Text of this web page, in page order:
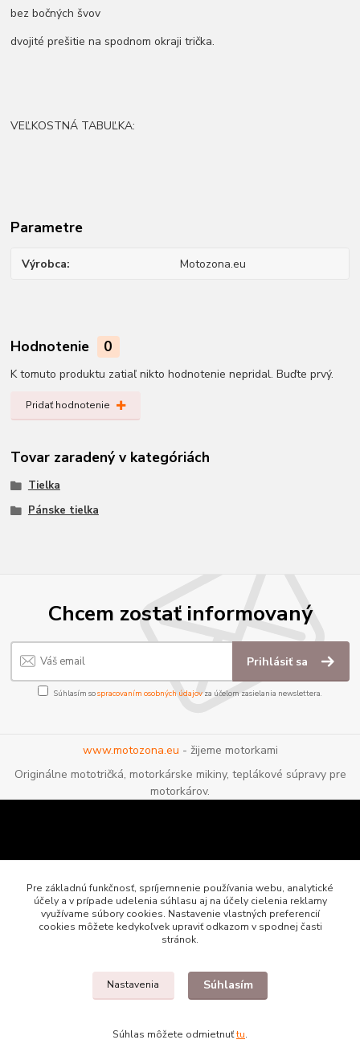
bez bočných švov
dvojité prešitie na spodnom okraji trička.
VEĽKOSTNÁ TABUĽKA:
Parametre
Výrobca Motozona.eu
Hodnotenie 0
K tomuto produktu zatiaľ nikto hodnotenie nepridal. Buďte prvý.
Pridať hodnotenie
Tovar zaradený v kategóriách
Tielka
Pánske tielka
Chcem zostať informovaný
Prihlásiť sa
Súhlasím sospracovaním osobných údajov za účelom zasielania newslettera.
www.motozona.eu - žijeme motorkami
Originálne mototričká, motorkárske mikiny, teplákové súpravy pre
motorkárov.
motorkárov
Pre základnú funkčnosť, spríjemnenie používania webu, analytické
účely a v prípade udelenia súhlasu aj na účely cielenia reklamy
využívame súbory cookies. Nastavenie vlastných preferencií
cookies môžete kedykoľvek upraviť odkazom v spodnej časti
stránok.
Nastavenia Súhlasím
Súhlas môžete odmietnuťtu.